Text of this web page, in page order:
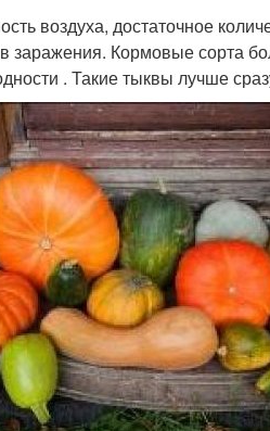
воздуха, достаточное
заражения. Кормовые сорта
. Такие тыквы лучше